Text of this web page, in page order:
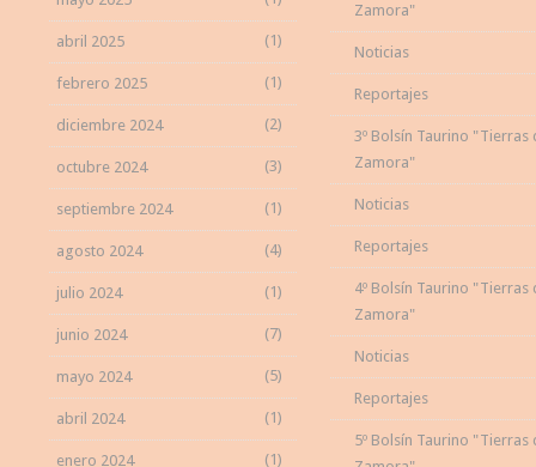
abril 2025 (1)
febrero 2025 (1)
diciembre 2024 (2)
octubre 2024 (3)
septiembre 2024 (1)
agosto 2024 (4)
julio 2024 (1)
junio 2024 (7)
mayo 2024 (5)
abril 2024 (1)
enero 2024 (1)
Zamora"
Noticias
Reportajes
3º Bolsín Taurino "Tierras
Zamora"
Noticias
Reportajes
4º Bolsín Taurino "Tierras
Zamora"
Noticias
Reportajes
5º Bolsín Taurino "Tierras